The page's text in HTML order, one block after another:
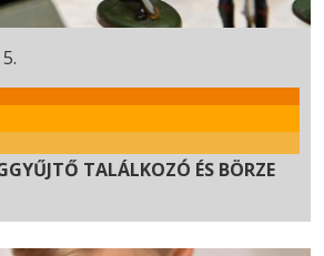
TALÁLKOZÓ ÉS BÖRZE